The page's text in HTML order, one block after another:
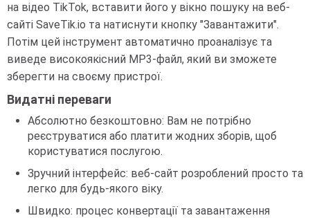
на відео TikTok, вставити його у вікно пошуку на веб-
сайті SaveTik.io та натиснути кнопку "Завантажити".
Потім цей інструмент автоматично проаналізує та
виведе високоякісний MP3-файл, який ви зможете
зберегти на своєму пристрої.
Видатні переваги
Абсолютно безкоштовно: Вам не потрібно
реєструватися або платити жодних зборів, щоб
користуватися послугою.
Зручний інтерфейс: веб-сайт розроблений просто та
легко для будь-якого віку.
Швидко: процес конвертації та завантаження